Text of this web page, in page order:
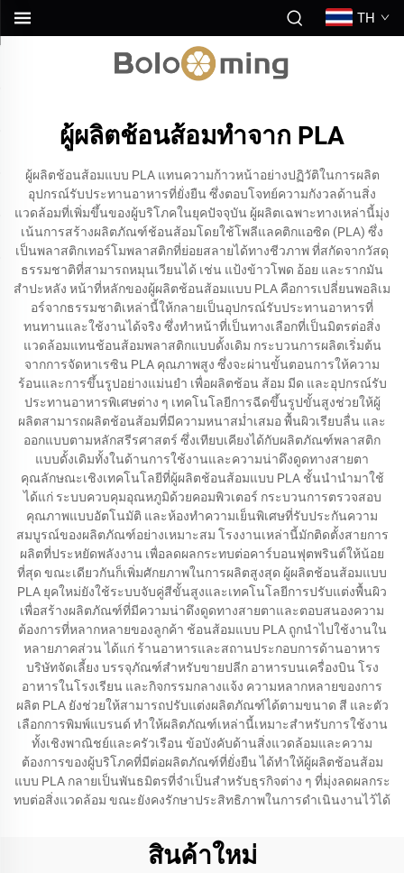
TH
ผู้ผลิตช้อนส้อมทำจาก PLA
ผู้ผลิตช้อนส้อมแบบ PLA แทนความก้าวหน้าอย่างปฏิวัติในการผลิต
อุปกรณ์รับประทานอาหารที่ยั่งยืน ซึ่งตอบโจทย์ความกังวลด้านสิ่ง
แวดล้อมที่เพิ่มขึ้นของผู้บริโภคในยุคปัจจุบัน ผู้ผลิตเฉพาะทางเหล่านี้มุ่ง
เน้นการสร้างผลิตภัณฑ์ช้อนส้อมโดยใช้โพลีแลคติกแอซิด (PLA) ซึ่ง
เป็นพลาสติกเทอร์โมพลาสติกที่ย่อยสลายได้ทางชีวภาพ ที่สกัดจากวัสดุ
ธรรมชาติที่สามารถหมุนเวียนได้ เช่น แป้งข้าวโพด อ้อย และรากมัน
สำปะหลัง หน้าที่หลักของผู้ผลิตช้อนส้อมแบบ PLA คือการเปลี่ยนพอลิเม
อร์จากธรรมชาติเหล่านี้ให้กลายเป็นอุปกรณ์รับประทานอาหารที่
ทนทานและใช้งานได้จริง ซึ่งทำหน้าที่เป็นทางเลือกที่เป็นมิตรต่อสิ่ง
แวดล้อมแทนช้อนส้อมพลาสติกแบบดั้งเดิม กระบวนการผลิตเริ่มต้น
จากการจัดหาเรซิน PLA คุณภาพสูง ซึ่งจะผ่านขั้นตอนการให้ความ
ร้อนและการขึ้นรูปอย่างแม่นยำ เพื่อผลิตช้อน ส้อม มีด และอุปกรณ์รับ
ประทานอาหารพิเศษต่าง ๆ เทคโนโลยีการฉีดขึ้นรูปขั้นสูงช่วยให้ผู้
ผลิตสามารถผลิตช้อนส้อมที่มีความหนาสม่ำเสมอ พื้นผิวเรียบลื่น และ
ออกแบบตามหลักสรีรศาสตร์ ซึ่งเทียบเคียงได้กับผลิตภัณฑ์พลาสติก
แบบดั้งเดิมทั้งในด้านการใช้งานและความน่าดึงดูดทางสายตา
คุณลักษณะเชิงเทคโนโลยีที่ผู้ผลิตช้อนส้อมแบบ PLA ชั้นนำนำมาใช้
ได้แก่ ระบบควบคุมอุณหภูมิด้วยคอมพิวเตอร์ กระบวนการตรวจสอบ
คุณภาพแบบอัตโนมัติ และห้องทำความเย็นพิเศษที่รับประกันความ
สมบูรณ์ของผลิตภัณฑ์อย่างเหมาะสม โรงงานเหล่านี้มักติดตั้งสายการ
ผลิตที่ประหยัดพลังงาน เพื่อลดผลกระทบต่อคาร์บอนฟุตพรินต์ให้น้อย
ที่สุด ขณะเดียวกันก็เพิ่มศักยภาพในการผลิตสูงสุด ผู้ผลิตช้อนส้อมแบบ
PLA ยุคใหม่ยังใช้ระบบจับคู่สีขั้นสูงและเทคโนโลยีการปรับแต่งพื้นผิว
เพื่อสร้างผลิตภัณฑ์ที่มีความน่าดึงดูดทางสายตาและตอบสนองความ
ต้องการที่หลากหลายของลูกค้า ช้อนส้อมแบบ PLA ถูกนำไปใช้งานใน
หลายภาคส่วน ได้แก่ ร้านอาหารและสถานประกอบการด้านอาหาร
บริษัทจัดเลี้ยง บรรจุภัณฑ์สำหรับขายปลีก อาหารบนเครื่องบิน โรง
อาหารในโรงเรียน และกิจกรรมกลางแจ้ง ความหลากหลายของการ
ผลิต PLA ยังช่วยให้สามารถปรับแต่งผลิตภัณฑ์ได้ตามขนาด สี และตัว
เลือกการพิมพ์แบรนด์ ทำให้ผลิตภัณฑ์เหล่านี้เหมาะสำหรับการใช้งาน
ทั้งเชิงพาณิชย์และครัวเรือน ข้อบังคับด้านสิ่งแวดล้อมและความ
ต้องการของผู้บริโภคที่มีต่อผลิตภัณฑ์ที่ยั่งยืน ได้ทำให้ผู้ผลิตช้อนส้อม
แบบ PLA กลายเป็นพันธมิตรที่จำเป็นสำหรับธุรกิจต่าง ๆ ที่มุ่งลดผลกระ
ทบต่อสิ่งแวดล้อม ขณะยังคงรักษาประสิทธิภาพในการดำเนินงานไว้ได้
สินค้าใหม่